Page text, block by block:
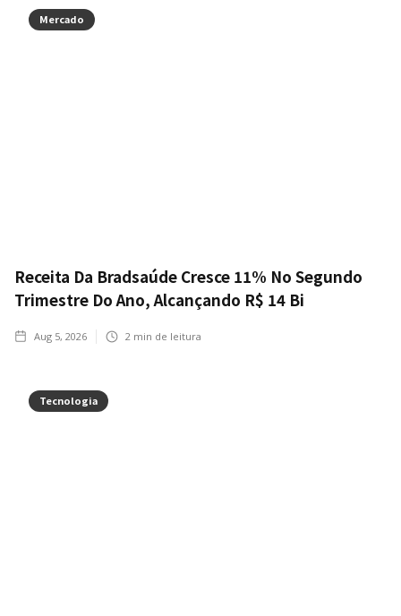
Mercado
Receita Da Bradsaúde Cresce 11% No Segundo
Trimestre Do Ano, Alcançando R$ 14 Bi
Aug 5, 2026 2 min de leitura
Tecnologia